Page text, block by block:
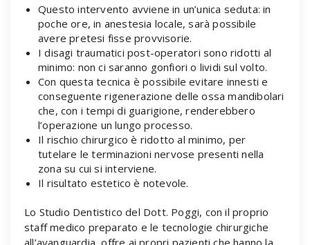
Questo intervento avviene in un’unica seduta: in
poche ore, in anestesia locale, sarà possibile
avere pretesi fisse provvisorie.
I disagi traumatici post-operatori sono ridotti al
minimo: non ci saranno gonfiori o lividi sul volto.
Con questa tecnica è possibile evitare innesti e
conseguente rigenerazione delle ossa mandibolari
che, con i tempi di guarigione, renderebbero
l’operazione un lungo processo.
Il rischio chirurgico è ridotto al minimo, per
tutelare le terminazioni nervose presenti nella
zona su cui si interviene.
Il risultato estetico è notevole.
Lo Studio Dentistico del Dott. Poggi, con il proprio
staff medico preparato e le tecnologie chirurgiche
all’avanguardia, offre ai propri pazienti che hanno la